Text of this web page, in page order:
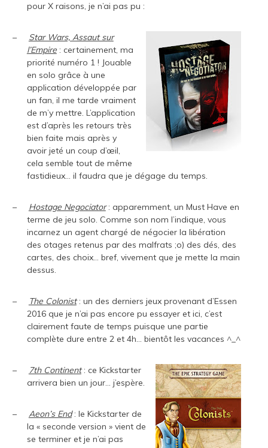
pour X raisons, je n’ai pas pu :
–
Star Wars, Assaut sur
l’Empire: certainement, ma
priorité numéro 1 ! Jouable
en solo grâce à une
application développée par
un fan, il me tarde vraiment
de m’y mettre. L’application
est d’après les retours très
bien faite mais après y
avoir jeté un coup d’œil,
cela semble tout de même
fastidieux… il faudra que je dégage du temps.
– Hostage Negociator: apparemment, un Must Have en
terme de jeu solo. Comme son nom l’indique, vous
incarnez un agent chargé de négocier la libération
des otages retenus par des malfrats ;o) des dés, des
cartes, des choix… bref, vivement que je mette la main
dessus.
– The Colonist: un des derniers jeux provenant d’Essen
2016 que je n’ai pas encore pu essayer et ici, c’est
clairement faute de temps puisque une partie
complète dure entre 2 et 4h… bientôt les vacances ^_^
– 7th Continent: ce Kickstarter
arrivera bien un jour… j’espère.
– Aeon’s End: le Kickstarter de
la « seconde version » vient de
se terminer et je n’ai pas